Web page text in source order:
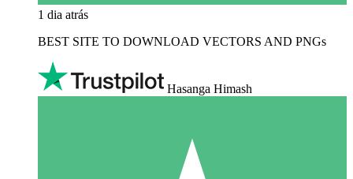
1 dia atrás
BEST SITE TO DOWNLOAD VECTORS AND PNGs
Hasanga Himash